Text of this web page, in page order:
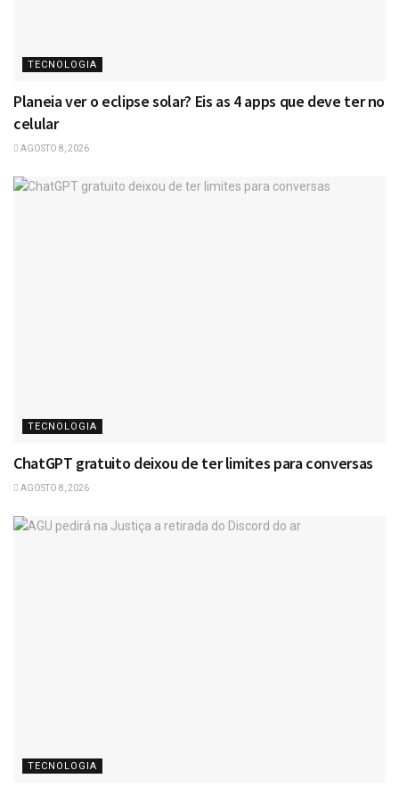
TECNOLOGIA
Planeia ver o eclipse solar? Eis as 4 apps que deve ter no
celular
AGOSTO 8, 2026
TECNOLOGIA
ChatGPT gratuito deixou de ter limites para conversas
AGOSTO 8, 2026
TECNOLOGIA